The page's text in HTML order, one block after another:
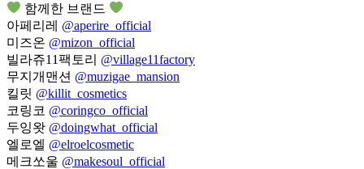
함께한 브랜드
아페리레 @aperire_official
미즈온 @mizon_official
빌라쥬11팩토리 @village11factory
무지개맨션 @muzigae_mansion
킬릿 @killit_cosmetics
코링코 @coringco_official
두잉왓 @doingwhat_official
엘로엘 @elroelcosmetic
메크쏘울 @makesoul_official